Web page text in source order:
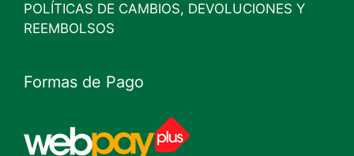
POLÍTICAS DE CAMBIOS, DEVOLUCIONES Y
REEMBOLSOS
Formas de Pago